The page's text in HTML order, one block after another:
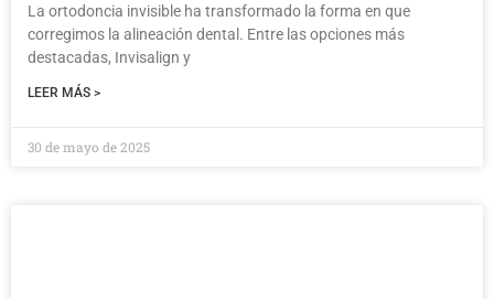
La ortodoncia invisible ha transformado la forma en que
corregimos la alineación dental. Entre las opciones más
destacadas, Invisalign y
LEER MÁS >
30 de mayo de 2025